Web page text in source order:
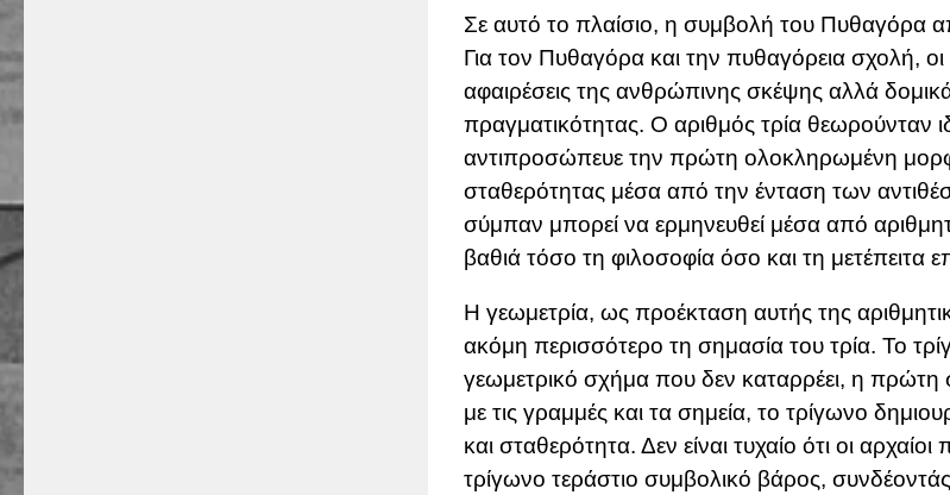
Σε αυτό το πλαίσιο, η συμβολή του Πυθαγόρα
Για τον Πυθαγόρα και την πυθαγόρεια σχολή,
αφαιρέσεις της ανθρώπινης σκέψης αλλά δομικά
πραγματικότητας. Ο αριθμός τρία θεωρούνταν
αντιπροσώπευε την πρώτη ολοκληρωμένη
σταθερότητας μέσα από την ένταση των
σύμπαν μπορεί να ερμηνευθεί μέσα από
βαθιά τόσο τη φιλοσοφία όσο και τη μετέπειτα
Η γεωμετρία, ως προέκταση αυτής της
ακόμη περισσότερο τη σημασία του τρία. Το
γεωμετρικό σχήμα που δεν καταρρέει, η πρώτη
με τις γραμμές και τα σημεία, το τρίγωνο
και σταθερότητα. Δεν είναι τυχαίο ότι οι
τρίγωνο τεράστιο συμβολικό βάρος,